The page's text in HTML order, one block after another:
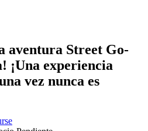
aventura Street Go-
¡Una experiencia
vez nunca es